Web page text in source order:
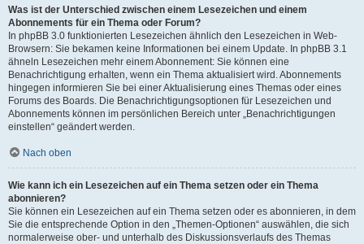
Was ist der Unterschied zwischen einem Lesezeichen und einem
Abonnements für ein Thema oder Forum?
In phpBB 3.0 funktionierten Lesezeichen ähnlich den Lesezeichen in Web-
Browsern: Sie bekamen keine Informationen bei einem Update. In phpBB 3.1
ähneln Lesezeichen mehr einem Abonnement: Sie können eine
Benachrichtigung erhalten, wenn ein Thema aktualisiert wird. Abonnements
hingegen informieren Sie bei einer Aktualisierung eines Themas oder eines
Forums des Boards. Die Benachrichtigungsoptionen für Lesezeichen und
Abonnements können im persönlichen Bereich unter „Benachrichtigungen
einstellen“ geändert werden.
Nach oben
Wie kann ich ein Lesezeichen auf ein Thema setzen oder ein Thema
abonnieren?
Sie können ein Lesezeichen auf ein Thema setzen oder es abonnieren, in dem
Sie die entsprechende Option in den „Themen-Optionen“ auswählen, die sich
normalerweise ober- und unterhalb des Diskussionsverlaufs des Themas